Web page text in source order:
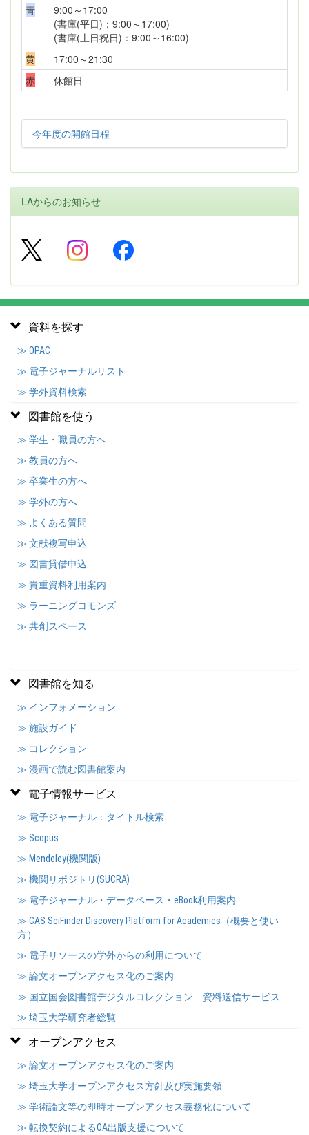
青
9:00～17:00
(書庫(平日)：9:00～17:00)
(書庫(土日祝日)：9:00～16:00)
黄
17:00～21:30
赤
休館日
今年度の開館日程
LAからのお知らせ
資料を探す
≫ OPAC
≫ 電子ジャーナルリスト
≫ 学外資料検索
図書館を使う
≫ 学生・職員の方へ
≫ 教員の方へ
≫ 卒業生の方へ
≫ 学外の方へ
≫ よくある質問
≫ 文献複写申込
≫ 図書貸借申込
≫ 貴重資料利用案内
≫ ラーニングコモンズ
≫ 共創スペース
図書館を知る
≫ インフォメーション
≫ 施設ガイド
≫ コレクション
≫ 漫画で読む図書館案内
電子情報サービス
≫ 電子ジャーナル：タイトル検索
≫ Scopus
≫ Mendeley(機関版)
≫ 機関リポジトリ(SUCRA)
≫ 電子ジャーナル・データベース・eBook利用案内
≫ CAS SciFinder Discovery Platform for Academics（概要と使い
方）
≫ 電子リソースの学外からの利用について
≫ 論文オープンアクセス化のご案内
≫ 国立国会図書館デジタルコレクション 資料送信サービス
≫ 埼玉大学研究者総覧
オープンアクセス
≫ 論文オープンアクセス化のご案内
≫ 埼玉大学オープンアクセス方針及び実施要領
≫ 学術論文等の即時オープンアクセス義務化について
≫ 転換契約によるOA出版支援について